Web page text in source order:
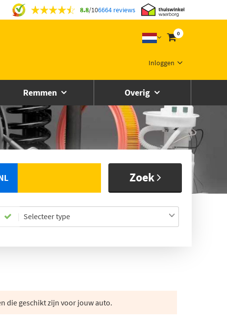
8.8/106664 reviews
0
Inloggen
Remmen Overig
Zoek
Selecteer type
die geschikt zijn voor jouw auto.